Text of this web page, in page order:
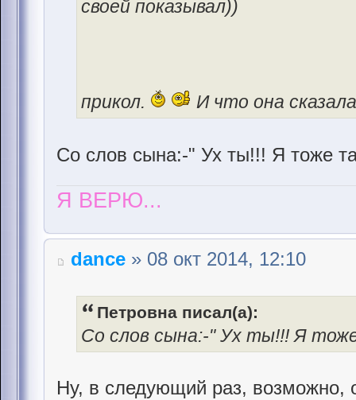
своей показывал))
прикол. И что она
Со слов сына:-" Ух ты!!! Я тоже
Я ВЕРЮ...
dance » 08 окт 2014, 12:10
Петровна писал(а):
Со слов сына:-" Ух ты!!! Я
Ну, в следующий раз, возможно,